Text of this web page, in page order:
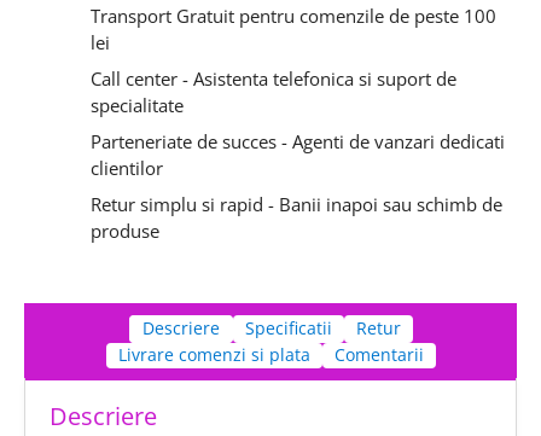
Transport Gratuit pentru comenzile de peste 100
lei
Call center - Asistenta telefonica si suport de
specialitate
Parteneriate de succes - Agenti de vanzari dedicati
clientilor
Retur simplu si rapid - Banii inapoi sau schimb de
produse
Descriere Specificatii
Retur
Livrare comenzi si plata
Comentarii
Descriere